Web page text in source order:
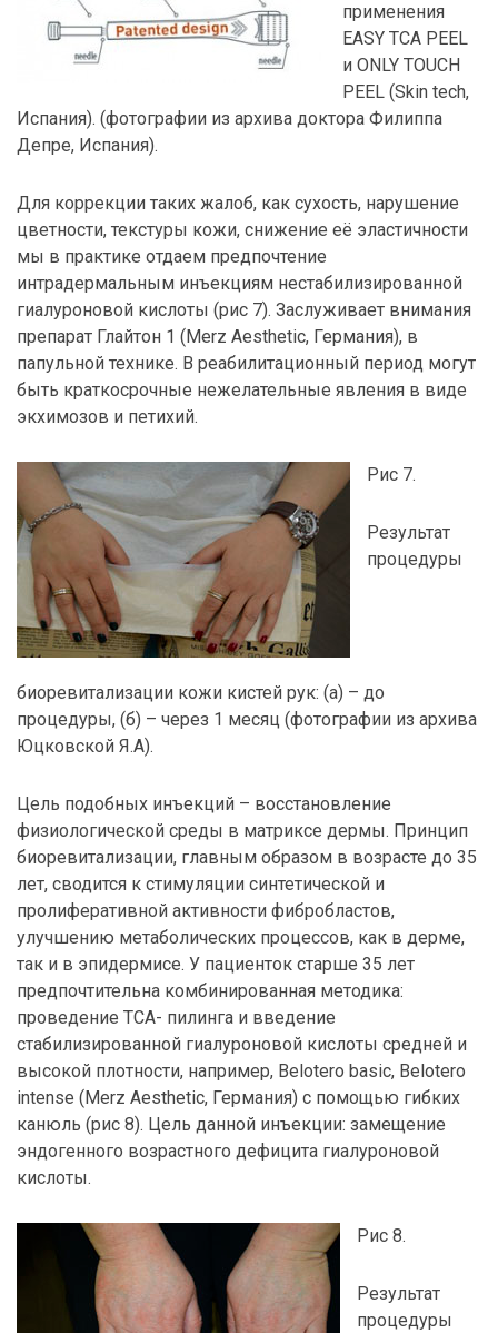
применения
EASY ТСА PEEL
и ONLY TOUCH
PEEL (Skin tech,
Испания). (фотографии из архива доктора Филиппа
Депре, Испания).
Для коррекции таких жалоб, как сухость, нарушение
цветности, текстуры кожи, снижение её эластичности
мы в практике отдаем предпочтение
интрадермальным инъекциям нестабилизированной
гиалуроновой кислоты (рис 7). Заслуживает внимания
препарат Глайтон 1 (Merz Aesthetic, Германия), в
папульной технике. В реабилитационный период могут
быть краткосрочные нежелательные явления в виде
экхимозов и петихий.
Рис 7.
Результат
процедуры
биоревитализации кожи кистей рук: (а) – до
процедуры, (б) – через 1 месяц (фотографии из архива
Юцковской Я.А).
Цель подобных инъекций – восстановление
физиологической среды в матриксе дермы. Принцип
биоревитализации, главным образом в возрасте до 35
лет, сводится к стимуляции синтетической и
пролиферативной активности фибробластов,
улучшению метаболических процессов, как в дерме,
так и в эпидермисе. У пациенток старше 35 лет
предпочтительна комбинированная методика:
проведение ТСА- пилинга и введение
стабилизированной гиалуроновой кислоты средней и
высокой плотности, например, Belotero basic, Belotero
intense (Merz Aesthetic, Германия) с помощью гибких
канюль (рис 8). Цель данной инъекции: замещение
эндогенного возрастного дефицита гиалуроновой
кислоты.
Рис 8.
Результат
процедуры